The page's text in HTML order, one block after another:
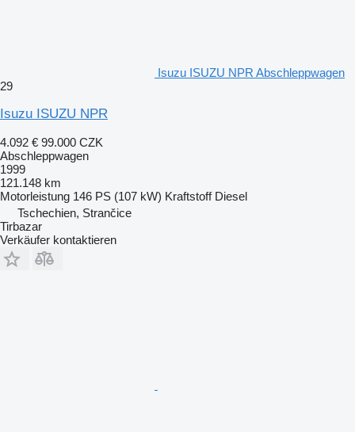
Isuzu ISUZU NPR Abschleppwagen
29
Isuzu ISUZU NPR
4.092 € 99.000 CZK
Abschleppwagen
1999
121.148 km
Motorleistung 146 PS (107 kW) Kraftstoff Diesel
Tschechien, Strančice
Tirbazar
Verkäufer kontaktieren